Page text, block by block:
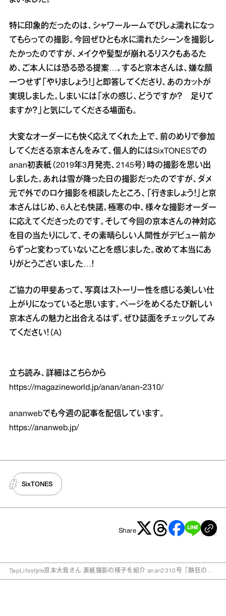
特に印象的だったのは、シャワールームでびしょ濡れになっ
てもらっての撮影。今回ぜひとも水に濡れたシーンを撮影し
たかったのですが、メイクや髪型が崩れるリスクもあるた
め、ご本人には恐る恐る提案…。すると京本さんは、嫌な顔
一つせず「やりましょう！」と即答してくださり、あのカットが
実現しました。しまいには「水の感じ、どうですか？ 足りて
ますか？」と気にしてくださる場面も。
大変なオーダーにも快く応えてくれた上で、前のめりで参加
してくださる京本さんをみて、個人的にはSixTONESでの
anan初表紙（2019年3月発売、2145号）時の撮影を思い出
しました。あれは雪が降った日の撮影だったのですが、ダメ
元で外でのロケ撮影を相談したところ、「行きましょう！」と京
本さんはじめ、6人とも快諾。極寒の中、様々な撮影オーダー
に応えてくださったのです。そして今回の京本さんの神対応
を目の当たりにして、その素晴らしい人間性がデビュー前か
らずっと変わっていないことを感じました。改めて本当にあ
りがとうございました…！
ご協力の甲斐あって、写真はストーリー性を感じる美しい仕
上がりになっていると思います。ページをめくるたび新しい
京本さんの魅力と出合えるはず。ぜひ誌面をチェックしてみ
てください！（A）
立ち読み、詳細はこちらから
https://magazineworld.jp/anan/anan-2310/
ananwebでも今週の記事を配信しています。
https://ananweb.jp/
SixTONES
Share
Top Lifestyle京本大我さん 表紙撮影の様子を紹介 anan2310号「熱狂の現